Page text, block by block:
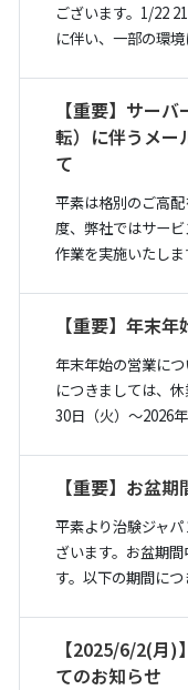
ございます。1/22
に伴い、一部の環
【重要】サー
転）に伴うメー
て
平素は格別のご高
度、弊社ではサー
作業を実施いたし
【重要】年末
年末年始の営業に
につきましては、
30日（火）〜2026
【重要】お盆
平素より治験ジャ
ざいます。お盆期
す。以下の期間に
【2025/6/2(月)
てのお知らせ